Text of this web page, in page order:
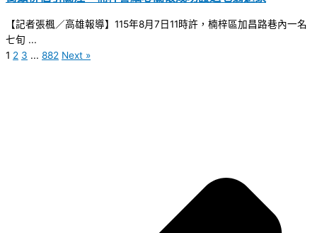
【記者張楓／高雄報導】115年8月7日11時許，楠梓區加昌路巷內一名
七旬 ...
1 2 3 ... 882 Next »